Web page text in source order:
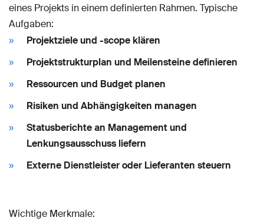
eines Projekts in einem definierten Rahmen. Typische
Aufgaben:
Projektziele und -scope klären
Projektstrukturplan und Meilensteine definieren
Ressourcen und Budget planen
Risiken und Abhängigkeiten managen
Statusberichte an Management und
Lenkungsausschuss liefern
Externe Dienstleister oder Lieferanten steuern
Wichtige Merkmale: